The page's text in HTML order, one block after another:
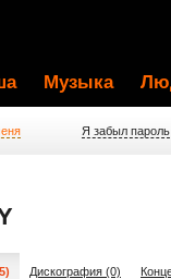
Музыка
Я забыл пароль
Дискография (0)